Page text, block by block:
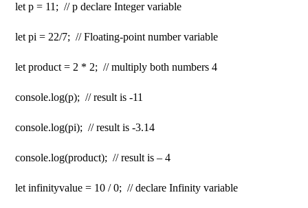
let p = 11; // p declare Integer variable
let pi = 22/7; // Floating-point number variable
let product = 2 * 2; // multiply both numbers 4
console.log(p); // result is -11
console.log(pi); // result is -3.14
console.log(product); // result is – 4
let infinityvalue = 10 / 0; // declare Infinity variable